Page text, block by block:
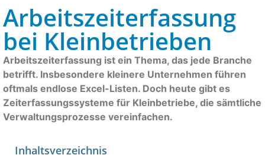
Arbeitszeiterfassung
bei Kleinbetrieben
Arbeitszeiterfassung ist ein Thema, das jede Branche
betrifft. Insbesondere kleinere Unternehmen führen
oftmals endlose Excel-Listen. Doch heute gibt es
Zeiterfassungssysteme für Kleinbetriebe, die sämtliche
Verwaltungsprozesse vereinfachen.
Inhaltsverzeichnis